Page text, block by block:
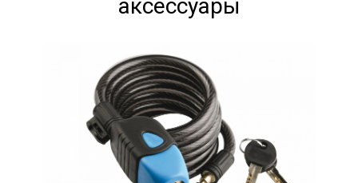
аксессуары